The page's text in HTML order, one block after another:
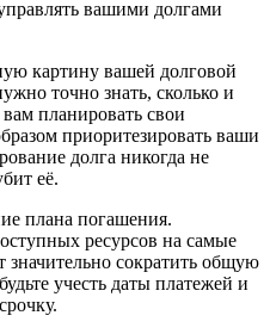
вашими долгами
картину вашей долговой
точно знать, сколько и
планировать свои
приоритезировать ваши
долга никогда не
её.
плана погашения.
ресурсов на самые
сократить общую
учесть даты платежей и